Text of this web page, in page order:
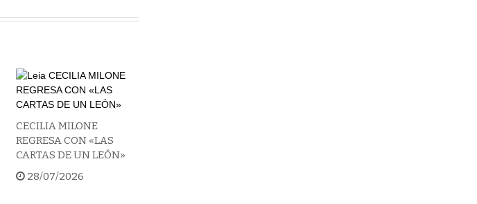
CECILIA MILONE
REGRESA CON «LAS
CARTAS DE UN LEÓN»
28/07/2026